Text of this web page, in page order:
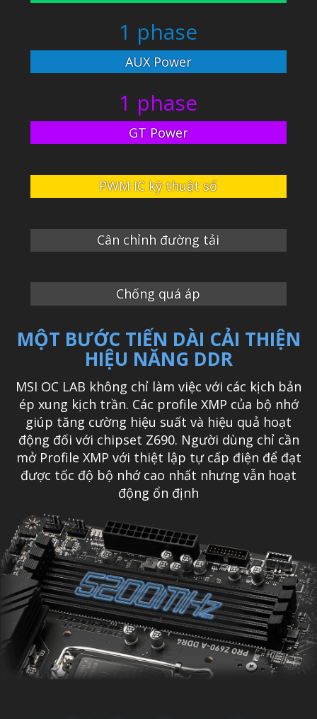
1 phase
AUX Power
1 phase
GT Power
PWM IC kỹ thuật số
Cân chỉnh đường tải
Chống quá áp
MỘT BƯỚC TIẾN DÀI CẢI THIỆN
HIỆU NĂNG DDR
MSI OC LAB không chỉ làm việc với các kịch bản
ép xung kịch trần. Các profile XMP của bộ nhớ
giúp tăng cường hiệu suất và hiệu quả hoạt
động đối với chipset Z690. Người dùng chỉ cần
mở Profile XMP với thiệt lập tự cấp điện để đạt
được tốc độ bộ nhớ cao nhất nhưng vẫn hoạt
động ổn định